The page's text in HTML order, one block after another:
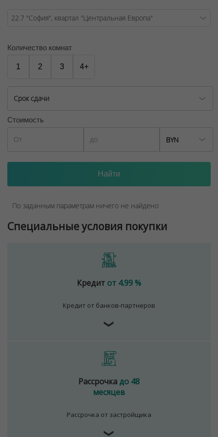
04.09.2025
Количество комнат
1 2 3 4+
Срок сдачи
Стоимость
BYN
По заданным параметрам ничего не найдено
Специальные условия покупки
Кредит от 4.99 %
Кредит от банков-партнеров
❯
Рассрочкадо 48
месяцев
Рассрочка от застройщика
❯